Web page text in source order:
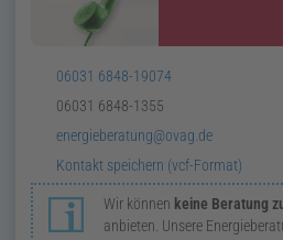
Telefon:06031 6848-19074
Telefax:
06031 6848-1355
Mail:
energieberatung@ovag.de
Card:Kontakt speichern (vcf-Format)
Wir können keine Beratung
anbieten. Unsere